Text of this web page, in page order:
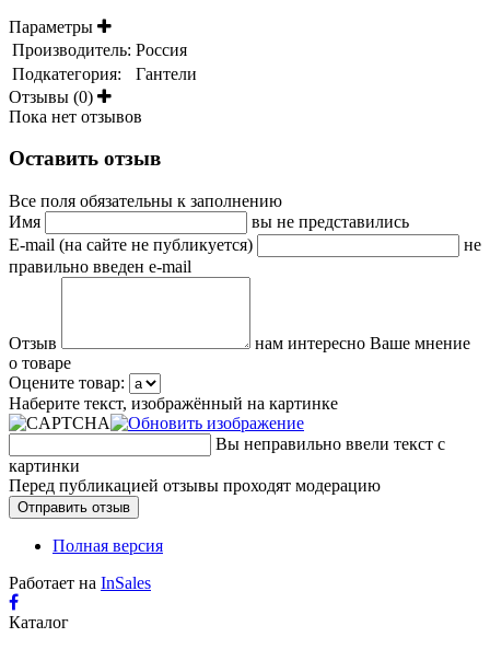
Параметры
Производитель: Россия
Подкатегория:
Гантели
Отзывы (0)
Пока нет отзывов
Оставить отзыв
Все поля обязательны к заполнению
Имя
вы не представились
E-mail (на сайте не публикуется)
не
правильно введен e-mail
Отзыв
нам интересно Ваше мнение
о товаре
Оцените товар:
Наберите текст, изображённый на картинке
Вы неправильно ввели текст с
картинки
Перед публикацией отзывы проходят модерацию
Полная версия
Работает на InSales
Каталог